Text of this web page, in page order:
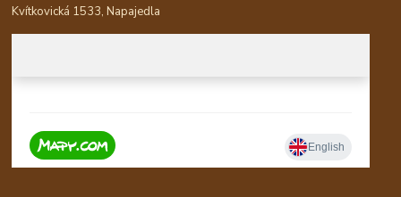
Kvítkovická 1533, Napajedla